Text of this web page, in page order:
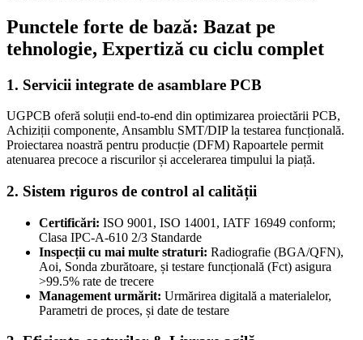
Punctele forte de bază: Bazat pe
tehnologie, Expertiză cu ciclu complet
1. Servicii integrate de asamblare PCB
UGPCB oferă soluții end-to-end din optimizarea proiectării PCB,
Achiziții componente, Ansamblu SMT/DIP la testarea funcțională.
Proiectarea noastră pentru producție (DFM) Rapoartele permit
atenuarea precoce a riscurilor și accelerarea timpului la piață.
2. Sistem riguros de control al calității
Certificări: ISO 9001, ISO 14001, IATF 16949 conform;
Clasa IPC-A-610 2/3 Standarde
Inspecții cu mai multe straturi: Radiografie (BGA/QFN),
Aoi, Sonda zburătoare, și testare funcțională (Fct) asigura
>99.5% rate de trecere
Management urmărit: Urmărirea digitală a materialelor,
Parametri de proces, și date de testare